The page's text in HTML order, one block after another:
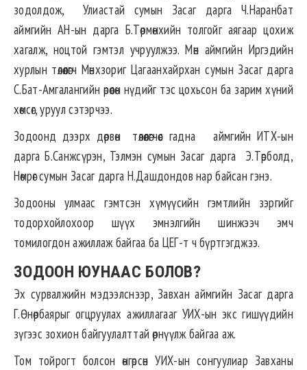
зодолдож, Улиастай сумын Засаг дарга Ч.Наранбат
аймгийн АН-ын дарга Б.Төрмөнхийн толгойг аягаар цохиж
хагалж, ноцтой гэмтэл учруулжээ. Мөн аймгийн Иргэдийн
хурлын төлөөлөгч Мөнхзориг Цагаанхайрхан сумын Засаг дарга
С.Бат-Амгалангийн өрөөсөн нүдийг тэс цохьсон ба зарим хүний
хөмсөг, уруул сэтэрчээ.
Зодоонд дээрх дөрвөн төлөөлөгчөөс гадна аймгийн ИТХ-ын
дарга Б.Санжсүрэн, Тэлмэн сумын Засаг дарга Э.Төрболд,
Нөмрөг сумын Засаг дарга Н.Дашдондов нар байсан гэнэ.
Зодооны улмаас гэмтсэн хүмүүсийн гэмтлийн зэргийг
тодорхойлохоор шүүх эмнэлгийн шинжээч эмч
томилогдон ажиллаж байгаа ба ЦЕГ-т ч бүртгэгджээ.
ЗОДООН ЮУНААС БОЛОВ?
Эх сурвалжийн мэдээлснээр, Завхан аймгийн Засаг дарга
Г.Өнөрбаярыг огцруулах ажиллагааг УИХ-ын экс гишүүдийн
зүгээс зохион байгуулалттай өрнүүлж байгаа аж.
Том тойрогт болсон өнгөрсөн УИХ-ын сонгуулиар Завханы